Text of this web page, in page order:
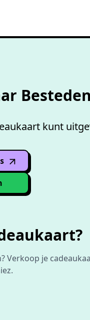
Besteden
kunt
window
Verkoop je